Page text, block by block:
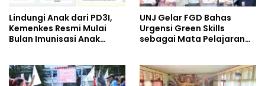
Lindungi Anak dari PD3I,
Kemenkes Resmi Mulai
Bulan Imunisasi Anak
UNJ Gelar FGD Bahas
Urgensi Green Skills
sebagai Mata Pelajaran
Perhotelan, dan UPW